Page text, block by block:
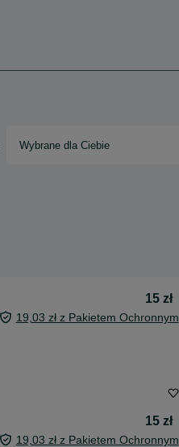
Wybrane dla Ciebie
15 zł
19,03 zł z Pakietem Ochronnym
15 zł
19,03 zł z Pakietem Ochronnym